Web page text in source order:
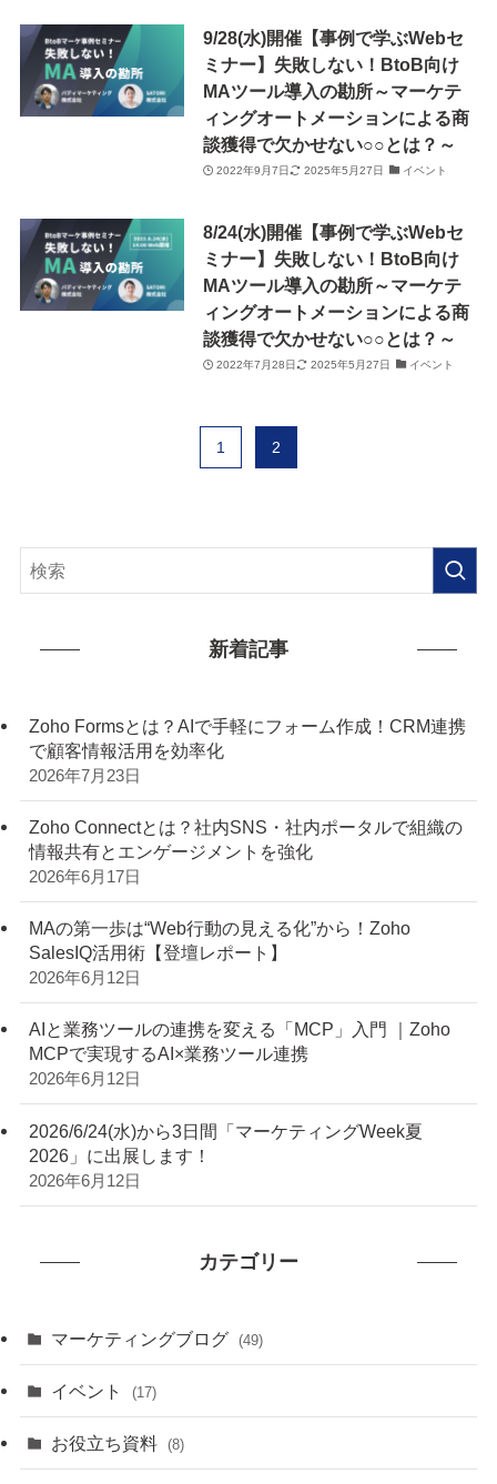
9/28(水)開催【事例で学ぶWebセ
ミナー】失敗しない！BtoB向け
MAツール導入の勘所～マーケテ
ィングオートメーションによる商
談獲得で欠かせない○○とは？～
2022年9月7日 2025年5月27日 イベント
8/24(水)開催【事例で学ぶWebセ
ミナー】失敗しない！BtoB向け
MAツール導入の勘所～マーケテ
ィングオートメーションによる商
談獲得で欠かせない○○とは？～
2022年7月28日 2025年5月27日 イベント
1 2
新着記事
Zoho Formsとは？AIで手軽にフォーム作成！CRM連携
で顧客情報活用を効率化
2026年7月23日
Zoho Connectとは？社内SNS・社内ポータルで組織の
情報共有とエンゲージメントを強化
2026年6月17日
MAの第一歩は“Web行動の見える化”から！Zoho
SalesIQ活用術【登壇レポート】
2026年6月12日
AIと業務ツールの連携を変える「MCP」入門 ｜Zoho
MCPで実現するAI×業務ツール連携
2026年6月12日
2026/6/24(水)から3日間「マーケティングWeek夏
2026」に出展します！
2026年6月12日
カテゴリー
マーケティングブログ (49)
イベント (17)
お役立ち資料 (8)